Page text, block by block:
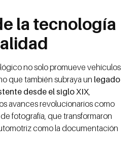
la tecnología
no solo promueve vehículos
que también subraya un legado
desde el siglo XIX,
avances revolucionarios como
fotografía, que transformaron
como la documentación